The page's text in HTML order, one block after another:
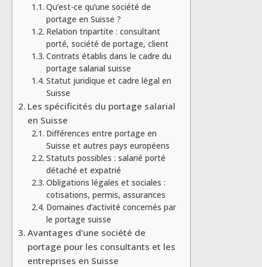
Qu’est-ce qu’une société de
portage en Suisse ?
Relation tripartite : consultant
porté, société de portage, client
Contrats établis dans le cadre du
portage salarial suisse
Statut juridique et cadre légal en
Suisse
Les spécificités du portage salarial
en Suisse
Différences entre portage en
Suisse et autres pays européens
Statuts possibles : salarié porté
détaché et expatrié
Obligations légales et sociales :
cotisations, permis, assurances
Domaines d’activité concernés par
le portage suisse
Avantages d’une société de
portage pour les consultants et les
entreprises en Suisse